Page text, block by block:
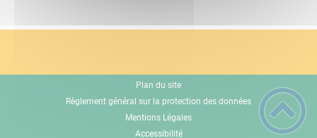
Plan du site
Règlement général sur la protection des données
Mentions Légales
Accessibilité